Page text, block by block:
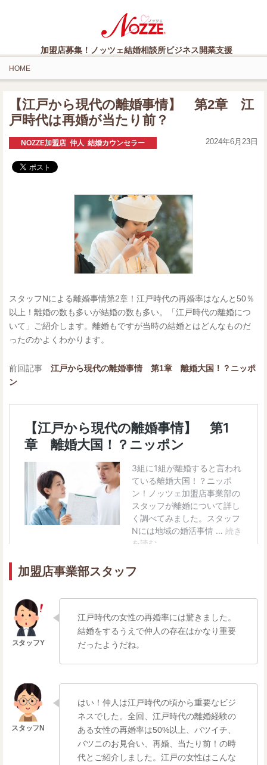
加盟店募集！ノッツェ結婚相談所ビジネス開業支援
HOME
【江戸から現代の離婚事情】 第2章 江
戸時代は再婚が当たり前？
NOZZE加盟店, 仲人, 結婚カウンセラー 2024年6月23日
スタッフNによる離婚事情第2章！江戸時代の再婚率はなんと50％
以上！離婚の数も多いが結婚の数も多い。「江戸時代の離婚につ
いて」ご紹介します。離婚もですが当時の結婚とはどんなものだ
ったのかよくわかります。
前回記事 江戸から現代の離婚事情 第1章 離婚大国！？ニッポ
ン
加盟店事業部スタッフ
江戸時代の女性の再婚率には驚きました。
結婚をするうえで仲人の存在はかなり重要
だったようだね。
はい！仲人は江戸時代の頃から重要なビジ
ネスでした。全回、江戸時代の離婚経験の
ある女性の再婚率は50%以上、バツイチ、
バツニのお見合い、再婚、当たり前！の時
代とご紹介しました。江戸の女性はこんな